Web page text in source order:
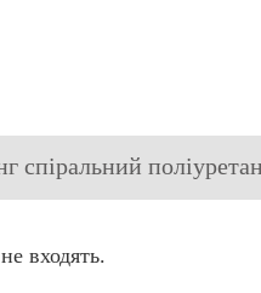
спіральний
входять.